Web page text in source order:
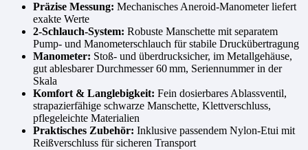
Präzise Messung: Mechanisches Aneroid-Manometer liefert
exakte Werte
2-Schlauch-System: Robuste Manschette mit separatem
Pump- und Manometerschlauch für stabile Druckübertragung
Manometer: Stoß- und überdrucksicher, im Metallgehäuse,
gut ablesbarer Durchmesser 60 mm, Seriennummer in der
Skala
Komfort & Langlebigkeit: Fein dosierbares Ablassventil,
strapazierfähige schwarze Manschette, Klettverschluss,
pflegeleichte Materialien
Praktisches Zubehör: Inklusive passendem Nylon-Etui mit
Reißverschluss für sicheren Transport